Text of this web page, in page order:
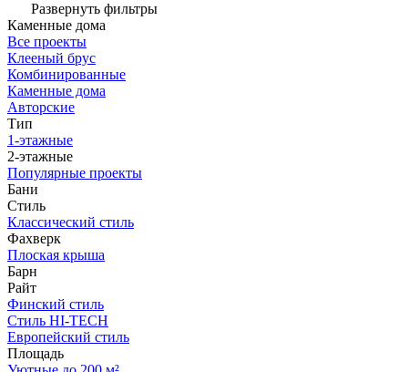
Развернуть фильтры
Каменные дома
Все проекты
Клееный брус
Комбинированные
Каменные дома
Авторские
Тип
1-этажные
2-этажные
Популярные проекты
Бани
Стиль
Классический стиль
Фахверк
Плоская крыша
Барн
Райт
Финский стиль
Стиль HI-TECH
Европейский стиль
Площадь